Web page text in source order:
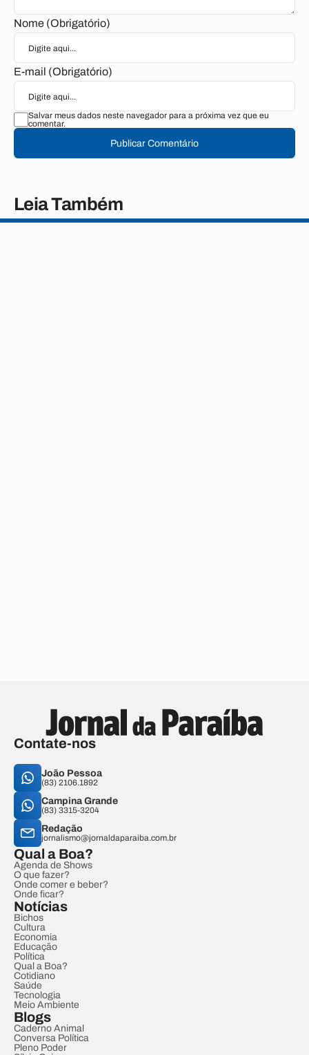
Nome (Obrigatório)
E-mail (Obrigatório)
Salvar meus dados neste navegador para a próxima vez que eu
comentar.
Publicar Comentário
Leia Também
Contate-nos
João Pessoa
(83) 2106.1892
Campina Grande
(83) 3315-3204
Redação
jornalismo@jornaldaparaiba.com.br
Qual a Boa?
Agenda de Shows
O que fazer?
Onde comer e beber?
Onde ficar?
Notícias
Bichos
Cultura
Economia
Educação
Política
Qual a Boa?
Cotidiano
Saúde
Tecnologia
Meio Ambiente
Blogs
Caderno Animal
Conversa Política
Pleno Poder